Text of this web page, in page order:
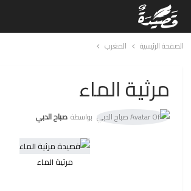
الصفحة الرئيسية المغرب
مرثية الماء
بواسطة صباح الدبي
مرثية الماء